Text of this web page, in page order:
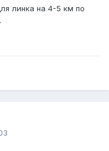
линка на 4-5 км по